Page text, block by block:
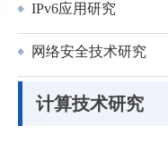
IPv6应用研究
网络安全技术研究
计算技术研究